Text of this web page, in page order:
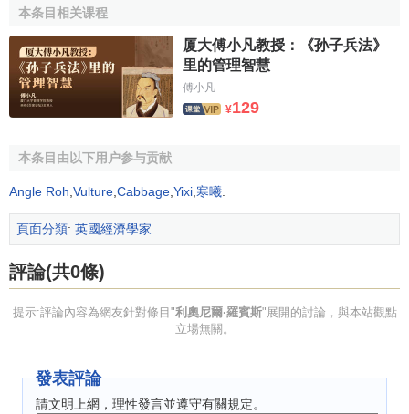
本条目相关课程
厦大傅小凡教授：《孙子兵法》
里的管理智慧
傅小凡
¥129
本条目由以下用户参与贡献
Angle Roh Vulture Cabbage Yixi 寒曦
頁面分類: 英國經濟學家
評論(共0條)
提示:評論內容為網友針對條目"利奧尼爾·羅賓斯"展開的討論，與本站觀點
立場無關。
發表評論
請文明上網，理性發言並遵守有關規定。